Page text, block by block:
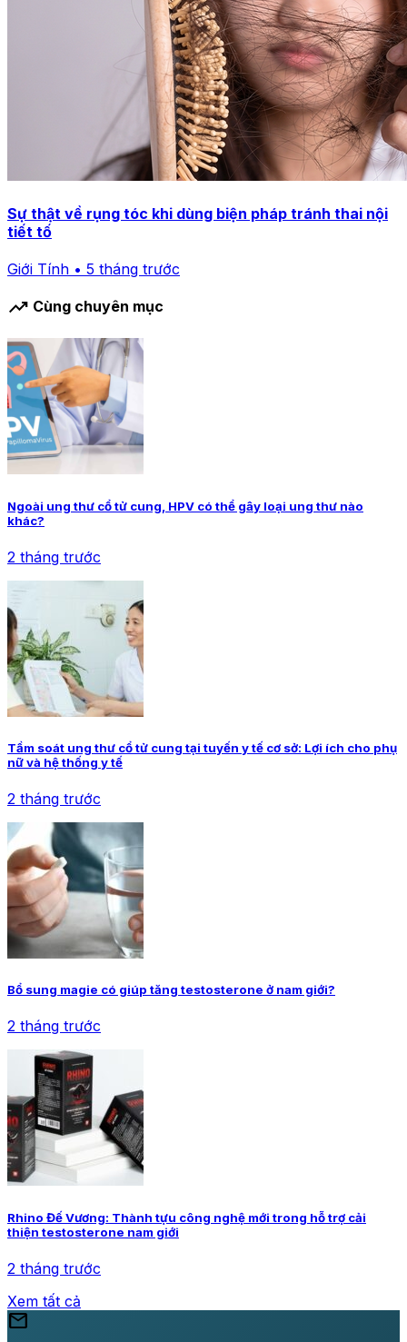
Sự thật về rụng tóc khi dùng biện pháp tránh thai nội
tiết tố
Giới Tính • 5 tháng trước
trending_up Cùng chuyên mục
Ngoài ung thư cổ tử cung, HPV có thể gây loại ung thư nào
khác?
2 tháng trước
Tầm soát ung thư cổ tử cung tại tuyến y tế cơ sở: Lợi ích cho phụ
nữ và hệ thống y tế
2 tháng trước
Bổ sung magie có giúp tăng testosterone ở nam giới?
2 tháng trước
Rhino Đế Vương: Thành tựu công nghệ mới trong hỗ trợ cải
thiện testosterone nam giới
2 tháng trước
Xem tất cả
mail